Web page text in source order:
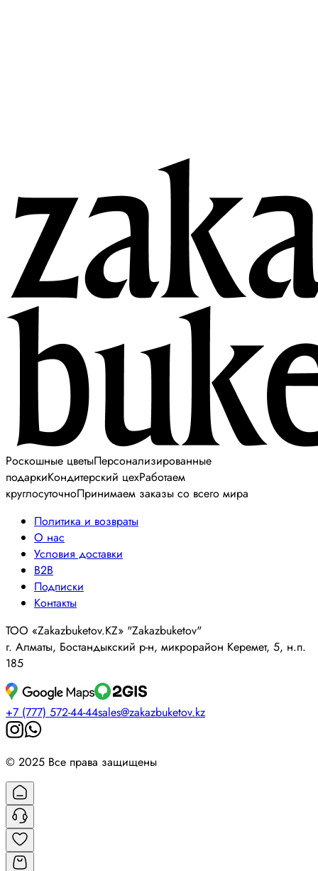
Роскошные цветыПерсонализированные
подаркиКондитерский цехРаботаем
круглосуточноПринимаем заказы со всего мира
Политика и возвраты
О нас
Условия доставки
B2B
Подписки
Контакты
ТОО «Zakazbuketov.KZ» "Zakazbuketov"
г. Алматы, Бостандыкский р-н, микрорайон Керемет, 5, н.п.
185
+7 (777) 572-44-44sales@zakazbuketov.kz
© 2025 Все права защищены